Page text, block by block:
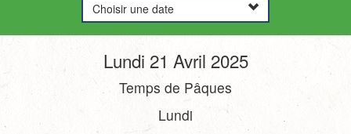
Choisir une date
Lundi 21 Avril 2025
Temps de Pâques
Lundi